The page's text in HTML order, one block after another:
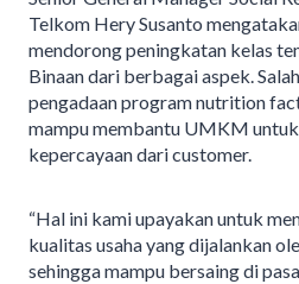
Telkom Hery Susanto
mendorong peningkatan kelas
Binaan dari berbagai aspek.
pengadaan program nutrition
mampu membantu UMKM
kepercayaan dari customer.
“Hal ini kami upayakan untuk
kualitas usaha yang dijalankan
sehingga mampu bersaing di